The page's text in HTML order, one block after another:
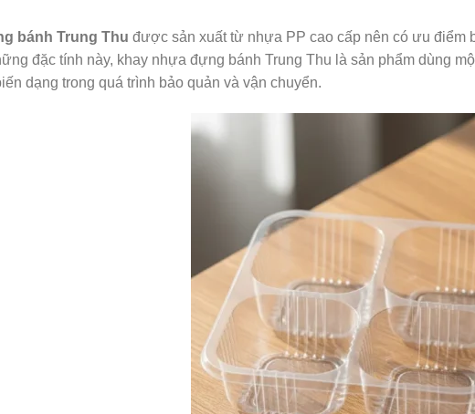
bánh Trung Thu được sản xuất từ nhựa PP cao cấp nên có ưu điểm
đặc tính này, khay nhựa đựng bánh Trung Thu là sản phẩm dùng
dạng trong quá trình bảo quản và vận chuyển.